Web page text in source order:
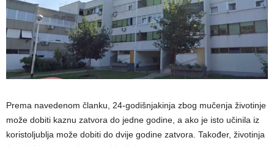
Prema navedenom članku, 24-godišnjakinja zbog mučenja životinje
može dobiti kaznu zatvora do jedne godine, a ako je isto učinila iz
koristoljublja može dobiti do dvije godine zatvora. Također, životinja